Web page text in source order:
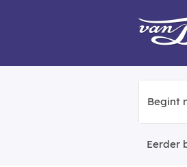
Begint
Eerder